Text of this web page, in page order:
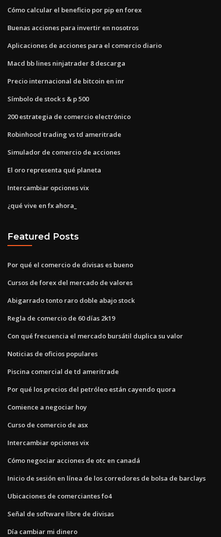
Cómo calcular el beneficio por pip en forex
Buenas acciones para invertir en nosotros
Aplicaciones de acciones para el comercio diario
Macd bb lines ninjatrader 8 descarga
Precio internacional de bitcoin en inr
Símbolo de stock s & p 500
200 estrategia de comercio electrónico
Robinhood trading vs td ameritrade
Simulador de comercio de acciones
El oro representa qué planeta
Intercambiar opciones vix
¿qué vive en fx ahora_
Featured Posts
Por qué el comercio de divisas es bueno
Cursos de forex del mercado de valores
Abigarrado tonto raro doble abajo stock
Regla de comercio de 60 días 2k19
Con qué frecuencia el mercado bursátil duplica su valor
Noticias de oficios populares
Piscina comercial de td ameritrade
Por qué los precios del petróleo están cayendo quora
Comience a negociar hoy
Curso de comercio de asx
Intercambiar opciones vix
Cómo negociar acciones de otc en canadá
Inicio de sesión en línea de los corredores de bolsa de barclays
Ubicaciones de comerciantes fo4
Señal de software libre de divisas
Día cambiar mi dinero